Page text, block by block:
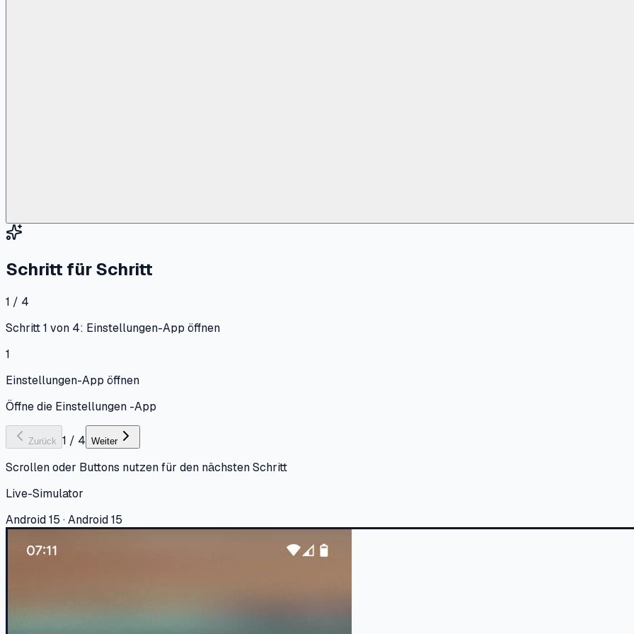
Schritt für Schritt
1 / 4
Schritt 1 von 4: Einstellungen-App öffnen
1
Einstellungen-App öffnen
Öffne die Einstellungen -App
Zurück 1 / 4 Weiter
Scrollen oder Buttons nutzen für den nächsten Schritt
Live-Simulator
Android 15 · Android 15